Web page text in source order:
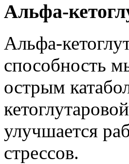
Альфа-
Альфа-
способность
острым
улучшается
стрессов.